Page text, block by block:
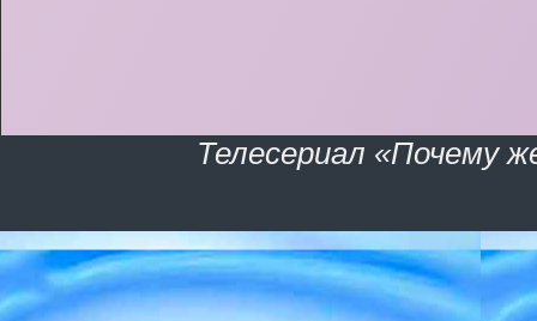
Телесериал «Почему